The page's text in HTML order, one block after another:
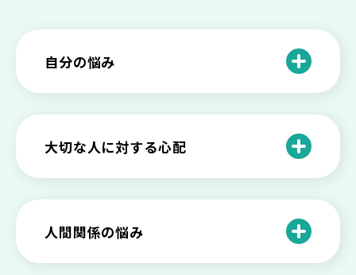
自分の悩み
自分を変えたい
仕事や学業についての悩み
生活の変化についての悩み
将来・人生についての悩み
大切な人に対する心配
親・家族・友人に対しての心配
人間関係の悩み